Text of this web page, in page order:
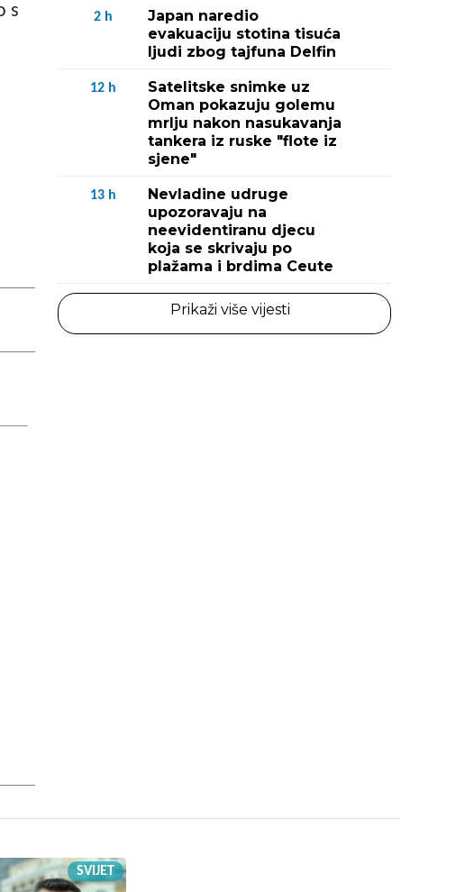
s
2 h
Japan naredio
evakuaciju stotina tisuća
ljudi zbog tajfuna Delfin
12 h
Satelitske snimke uz
Oman pokazuju golemu
mrlju nakon nasukavanja
tankera iz ruske "flote iz
sjene"
13 h
Nevladine udruge
upozoravaju na
neevidentiranu djecu
koja se skrivaju po
plažama i brdima Ceute
Prikaži više vijesti
SVIJET